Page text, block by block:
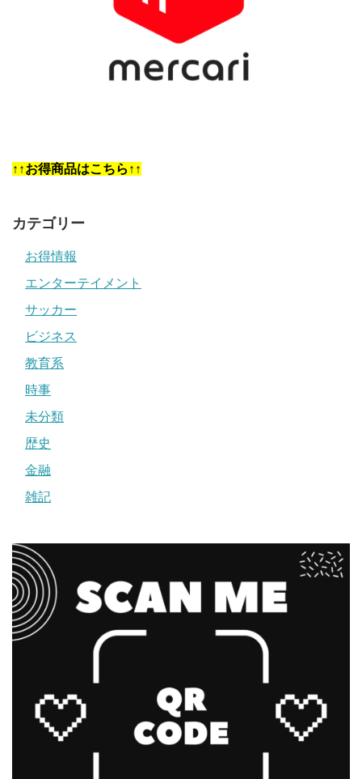
↑↑お得商品はこちら↑↑
カテゴリー
お得情報
エンターテイメント
サッカー
ビジネス
教育系
時事
未分類
歴史
金融
雑記